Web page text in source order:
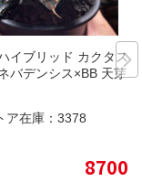
イブリッド カクタスグ
バデンシス×BB 天芽
ア在庫： 3378
8700